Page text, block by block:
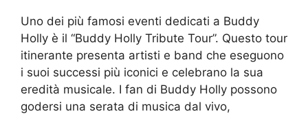
Uno dei più famosi eventi dedicati a Buddy
Holly è il “Buddy Holly Tribute Tour”. Questo tour
itinerante presenta artisti e band che eseguono
i suoi successi più iconici e celebrano la sua
eredità musicale. I fan di Buddy Holly possono
godersi una serata di musica dal vivo,